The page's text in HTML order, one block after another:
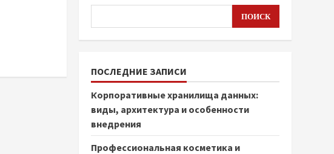
ПОИСК
ПОСЛЕДНИЕ ЗАПИСИ
Корпоративные хранилища данных:
виды, архитектура и особенности
внедрения
Профессиональная косметика и